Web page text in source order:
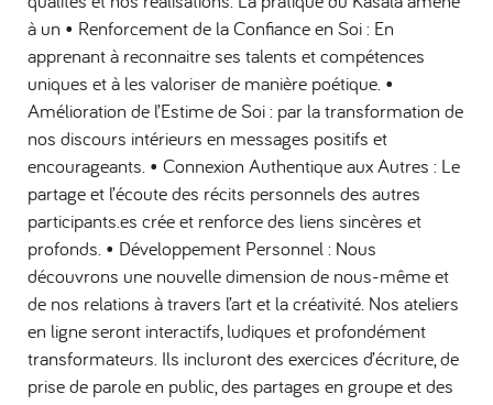
à un • Renforcement de la Confiance en Soi : En
apprenant à reconnaitre ses talents et compétences
uniques et à les valoriser de manière poétique. •
Amélioration de l’Estime de Soi : par la transformation de
nos discours intérieurs en messages positifs et
encourageants. • Connexion Authentique aux Autres : Le
partage et l’écoute des récits personnels des autres
participants.es crée et renforce des liens sincères et
profonds. • Développement Personnel : Nous
découvrons une nouvelle dimension de nous-même et
de nos relations à travers l’art et la créativité. Nos ateliers
en ligne seront interactifs, ludiques et profondément
transformateurs. Ils incluront des exercices d’écriture, de
prise de parole en public, des partages en groupe et des